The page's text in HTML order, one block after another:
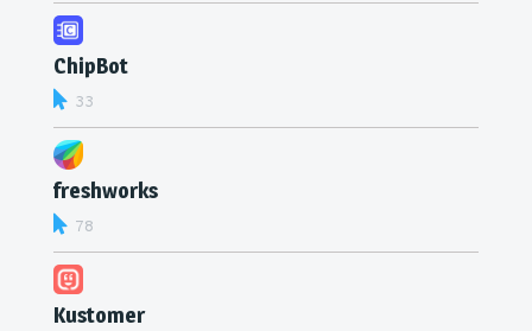
ChipBot
33
freshworks
78
Kustomer